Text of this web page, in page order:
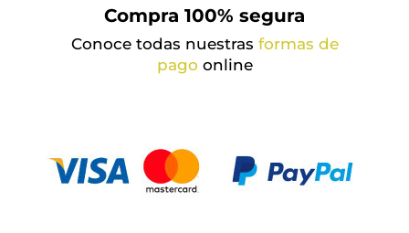
Compra 100% segura
Conoce todas nuestras formas de
pago online